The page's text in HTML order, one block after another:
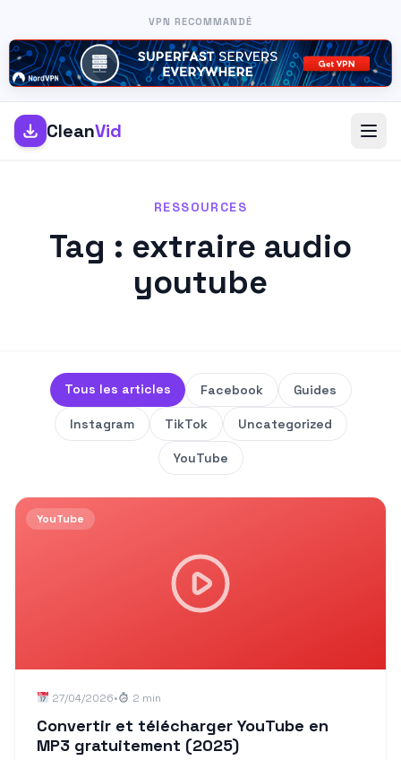
VPN RECOMMANDÉ
CleanVid
RESSOURCES
Tag : extraire audio
youtube
Tous les articles Facebook Guides
Instagram TikTok Uncategorized
YouTube
YouTube
27/04/2026• 2 min
Convertir et télécharger YouTube en
MP3 gratuitement (2025)